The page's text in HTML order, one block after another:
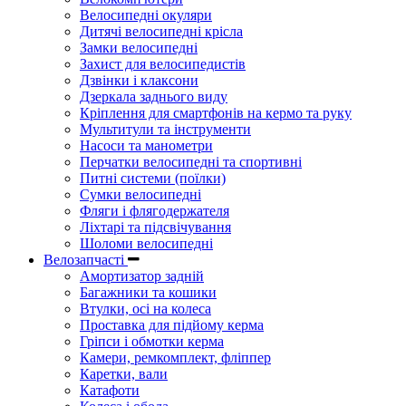
Велосипедні окуляри
Дитячі велосипедні крісла
Замки велосипедні
Захист для велосипедистів
Дзвінки і клаксони
Дзеркала заднього виду
Кріплення для смартфонів на кермо та руку
Мультитули та інструменти
Насоси та манометри
Перчатки велосипедні та спортивні
Питні системи (поїлки)
Сумки велосипедні
Фляги і флягодержателя
Ліхтарі та підсвічування
Шоломи велосипедні
Велозапчасті
Амортизатор задній
Багажники та кошики
Втулки, осі на колеса
Проставка для підйому керма
Гріпси і обмотки керма
Камери, ремкомплект, фліппер
Каретки, вали
Катафоти